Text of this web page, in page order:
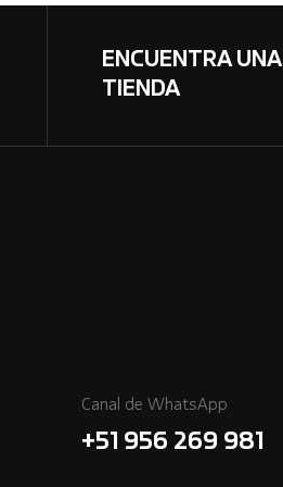
ENCUENTRA UNA
TIENDA
Canal de WhatsApp
+51 956 269 981